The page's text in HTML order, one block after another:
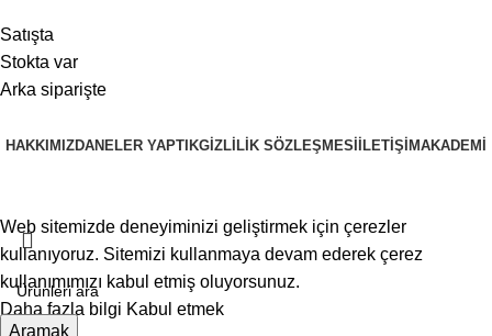
Satışta
Stokta var
Arka siparişte
HAKKIMIZDANELER YAPTIKGIZLILIK SÖZLEŞMESI İLETIŞIMAKADEMI
Aramak
Web sitemizde deneyiminizi geliştirmek için çerezler
kullanıyoruz. Sitemizi kullanmaya devam ederek çerez
kullanımımızı kabul etmiş oluyorsunuz.
Daha fazla bilgi Kabul etmek